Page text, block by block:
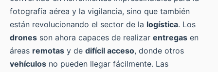
fotografía aérea y la vigilancia, sino que también
están revolucionando el sector de la logística. Los
drones son ahora capaces de realizar entregas en
áreas remotas y de difícil acceso, donde otros
vehículos no pueden llegar fácilmente. Las